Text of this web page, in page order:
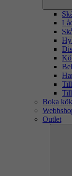
Boka
Outlet